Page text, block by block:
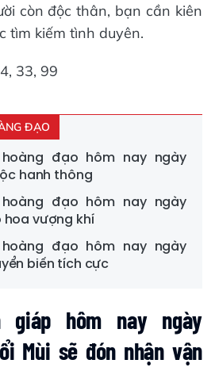
còn độc thân, bạn cần kiên
tìm kiếm tình duyên.
33, 99
ĐẠO
đạo hôm nay ngày
hanh thông
đạo hôm nay ngày
vượng khí
đạo hôm nay ngày
biến tích cực
hôm nay ngày
Mùi sẽ đón nhận vận